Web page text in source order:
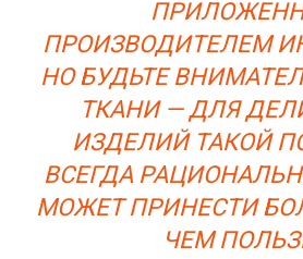
ПРОИЗВОДИТЕЛЕМ
НО БУДЬТЕ
ТКАНИ — ДЛЯ
ИЗДЕЛИЙ ТАКОЙ
ВСЕГДА
МОЖЕТ ПРИНЕСТИ
ЧЕМ